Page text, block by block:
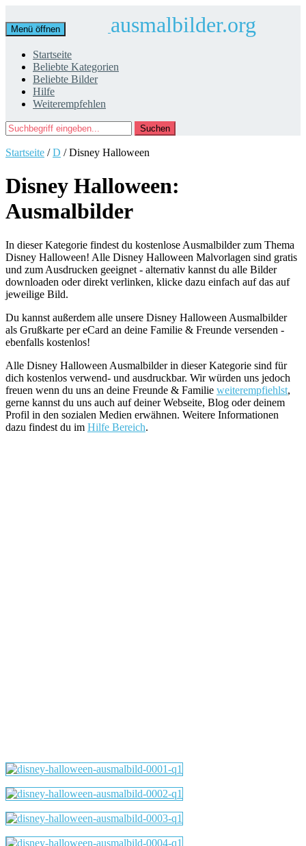
Menü öffnen ausmalbilder.org
Startseite
Beliebte Kategorien
Beliebte Bilder
Hilfe
Weiterempfehlen
Suchen
Startseite /D / Disney Halloween
Disney Halloween:
Ausmalbilder
In dieser Kategorie findest du kostenlose Ausmalbilder zum Thema
Disney Halloween! Alle Disney Halloween Malvorlagen sind gratis
und zum Ausdrucken geeignet - alternativ kannst du alle Bilder
downloaden oder direkt verlinken, klicke dazu einfach auf das auf
jeweilige Bild.
Du kannst außerdem alle unsere Disney Halloween Ausmalbilder
als Grußkarte per eCard an deine Familie & Freunde versenden -
ebenfalls kostenlos!
Alle Disney Halloween Ausmalbilder in dieser Kategorie sind für
dich kostenlos verwend- und ausdruckbar. Wir würden uns jedoch
freuen wenn du uns an deine Freunde & Familie weiterempfiehlst,
gerne kannst du uns auch auf deiner Webseite, Blog oder deinem
Profil in den sozialen Medien erwähnen. Weitere Informationen
dazu findest du im Hilfe Bereich.